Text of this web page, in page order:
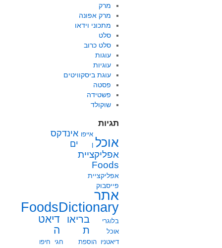
מרק
מרק אפונה
מתכוני וידאו
סלט
סלט כרוב
עוגות
עוגיות
עוגת ביסקוויטים
פסטה
פשטידה
שוקולד
תגיות
אוכל
אייפו
ן
אינדקס
ים
אפליקציית
Foods
אפליקציית
פייסבוק
אתר
FoodsDictionary
בלוגרי
אוכל
בריאו
ת
דיאט
ה
דיאטניו הוספת
חגי
חיפו